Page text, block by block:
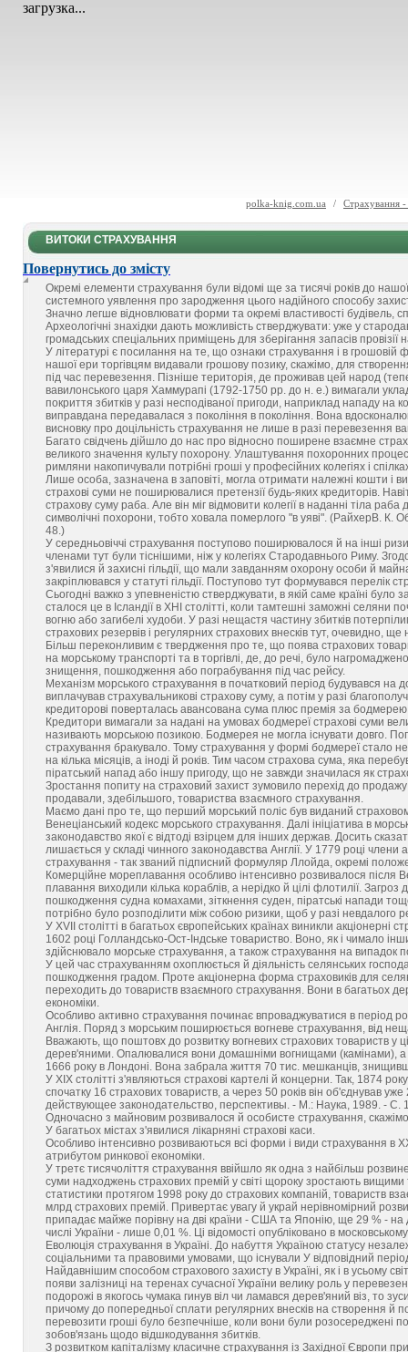
загрузка...
polka-knig.com.ua / Страхування
ВИТОКИ СТРАХУВАННЯ
Повернутись до змісту
Окремі елементи страхування були відомі ще за тисячі років до
системного уявлення про зародження цього надійного способу
Значно легше відновлювати форми та окремі властивості будівель,
Археологічні знахідки дають можливість стверджувати: уже у
громадських спеціальних приміщень для зберігання запасів
У літературі є посилання на те, що ознаки страхування і в
нашої ери торгівцям видавали грошову позику, скажімо, для
під час перевезення. Пізніше територія, де проживав цей народ
вавилонського царя Хаммурапі (1792-1750 pp. до н. е.) вимагали
покриття збитків у разі несподіваної пригоди, наприклад нападу на
виправдана передавалася з покоління в покоління. Вона
висновку про доцільність страхування не лише в разі перевезення
Багато свідчень дійшло до нас про відносно поширене взаємне
великого значення культу похорону. Улаштування похоронних
римляни накопичували потрібні гроші у професійних колегіях і
Лише особа, зазначена в заповіті, могла отримати належні кошти і
страхові суми не поширювалися претензії будь-яких кредиторів.
страхову суму раба. Але він міг відмовити колегії в наданні тіла
символічні похорони, тобто ховала померлого "в уяві". (РайхерВ.
48.)
У середньовіччі страхування поступово поширювалося й на інші
членами тут були тіснішими, ніж у колегіях Стародавнього Риму.
з'явилися й захисні гільдії, що мали завданням охорону особи й
закріплювався у статуті гільдії. Поступово тут формувався перелік
Сьогодні важко з упевненістю стверджувати, в якій саме країні
сталося це в Ісландії в ХНІ столітті, коли тамтешні заможні селяни
вогню або загибелі худоби. У разі нещастя частину збитків
страхових резервів і регулярних страхових внесків тут, очевидно, ще
Більш переконливим є твердження про те, що поява страхових
на морському транспорті та в торгівлі, де, до речі, було
знищення, пошкодження або пограбування під час рейсу.
Механізм морського страхування в початковий період будувався на
виплачував страхувальникові страхову суму, а потім у разі
кредиторові поверталась авансована сума плюс премія за
Кредитори вимагали за надані на умовах бодмереї страхові суми
називають морською позикою. Бодмерея не могла існувати довго.
страхування бракувало. Тому страхування у формі бодмереї стало
на кілька місяців, а іноді й років. Тим часом страхова сума, яка
піратський напад або іншу пригоду, що не завжди значилася як
Зростання попиту на страховий захист зумовило перехід до
продавали, здебільшого, товариства взаємного страхування.
Маємо дані про те, що перший морський поліс був виданий
Венеціанський кодекс морського страхування. Далі ініціатива в
законодавство якої є відтоді взірцем для інших держав. Досить
лишається у складі чинного законодавства Англії. У 1779 році
страхування - так званий підписний формуляр Ллойда, окремі
Комерційне мореплавання особливо інтенсивно розвивалося після
плавання виходили кілька кораблів, а нерідко й цілі флотилії.
пошкодження судна комахами, зіткнення суден, піратські напади
потрібно було розподілити між собою ризики, щоб у разі невдалого
У XVII столітті в багатьох європейських країнах виникли
1602 році Голландсько-Ост-Індське товариство. Воно, як і чимало
здійснювало морське страхування, а також страхування на випадок
У цей час страхуванням охоплюється й діяльність селянських
пошкодження градом. Проте акціонерна форма страховиків для
переходить до товариств взаємного страхування. Вони в багатьох
економіки.
Особливо активно страхування починає впроваджуватися в період
Англія. Поряд з морським поширюється вогневе страхування, від
Вважають, що поштовх до розвитку вогневих страхових товариств у
дерев'яними. Опалювалися вони домашніми вогнищами (камінами), а
1666 року в Лондоні. Вона забрала життя 70 тис. мешканців,
У XIX столітті з'являються страхові картелі й концерни. Так, 1874
спочатку 16 страхових товариств, а через 50 років він об'єднував
действующее законодательство, перспективы. - М.: Наука, 1989. - С.
Одночасно з майновим розвивалося й особисте страхування,
У багатьох містах з'явилися лікарняні страхові каси.
Особливо інтенсивно розвиваються всі форми і види страхування в
атрибутом ринкової економіки.
У третє тисячоліття страхування ввійшло як одна з найбільш
суми надходжень страхових премій у світі щороку зростають
статистики протягом 1998 року до страхових компаній, товариств
млрд страхових премій. Привертає увагу й украй нерівномірний
припадає майже порівну на дві країни - США та Японію, ще 29 % - на
числі України - лише 0,01 %. Ці відомості опубліковано в
Еволюція страхування в Україні. До набуття Україною статусу
соціальними та правовими умовами, що існували У відповідний
Найдавнішим способом страхового захисту в Україні, як і в усьому
появи залізниці на теренах сучасної України велику роль у
подорожі в якогось чумака гинув віл чи ламався дерев'яний віз, то
причому до попередньої сплати регулярних внесків на створення
перевозити гроші було безпечніше, коли вони були розосереджені
зобов'язань щодо відшкодування збитків.
З розвитком капіталізму класичне страхування із Західної Європи